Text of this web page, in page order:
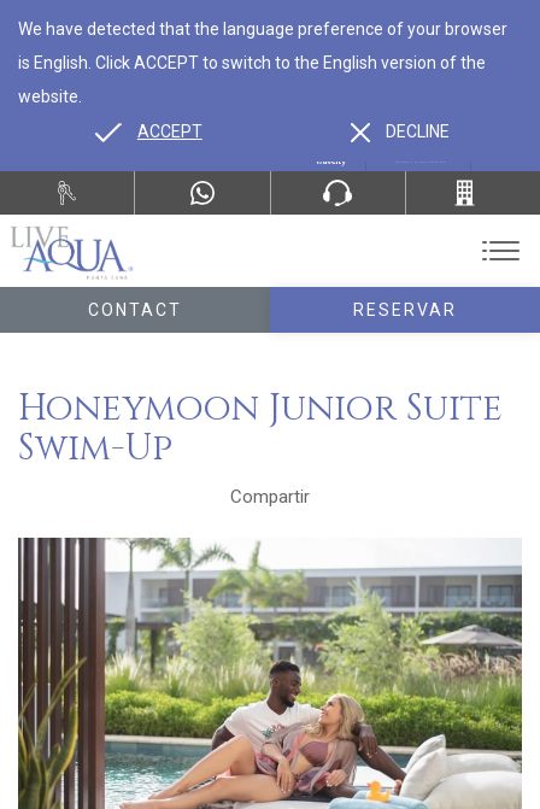
CONTACT RESERVAR
We have detected that the language preference of your browser
is English. Click ACCEPT to switch to the English version of the
website.
ACCEPT
DECLINE
Honeymoon Junior Suite
Swim-Up
Compartir